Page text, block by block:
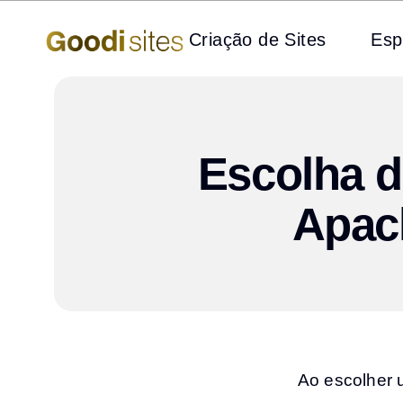
Criação de Sites
Escolha
Ao escolher